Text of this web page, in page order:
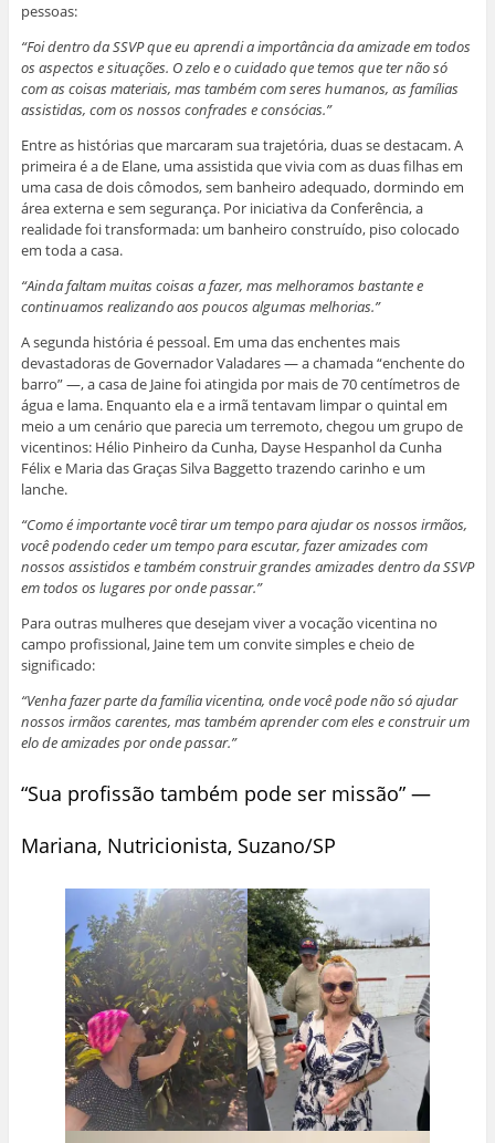
pessoas:
“Foi dentro da SSVP que eu aprendi a importância da amizade em todos
os aspectos e situações. O zelo e o cuidado que temos que ter não só
com as coisas materiais, mas também com seres humanos, as famílias
assistidas, com os nossos confrades e consócias.”
Entre as histórias que marcaram sua trajetória, duas se destacam. A
primeira é a de Elane, uma assistida que vivia com as duas filhas em
uma casa de dois cômodos, sem banheiro adequado, dormindo em
área externa e sem segurança. Por iniciativa da Conferência, a
realidade foi transformada: um banheiro construído, piso colocado
em toda a casa.
“Ainda faltam muitas coisas a fazer, mas melhoramos bastante e
continuamos realizando aos poucos algumas melhorias.”
A segunda história é pessoal. Em uma das enchentes mais
devastadoras de Governador Valadares — a chamada “enchente do
barro” —, a casa de Jaine foi atingida por mais de 70 centímetros de
água e lama. Enquanto ela e a irmã tentavam limpar o quintal em
meio a um cenário que parecia um terremoto, chegou um grupo de
vicentinos: Hélio Pinheiro da Cunha, Dayse Hespanhol da Cunha
Félix e Maria das Graças Silva Baggetto trazendo carinho e um
lanche.
“Como é importante você tirar um tempo para ajudar os nossos irmãos,
você podendo ceder um tempo para escutar, fazer amizades com
nossos assistidos e também construir grandes amizades dentro da SSVP
em todos os lugares por onde passar.”
Para outras mulheres que desejam viver a vocação vicentina no
campo profissional, Jaine tem um convite simples e cheio de
significado:
“Venha fazer parte da família vicentina, onde você pode não só ajudar
nossos irmãos carentes, mas também aprender com eles e construir um
elo de amizades por onde passar.”
“Sua profissão também pode ser missão” —
Mariana, Nutricionista, Suzano/SP